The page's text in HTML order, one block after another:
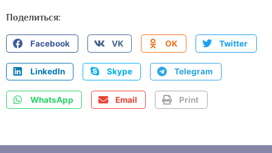
Поделиться:
Facebook VK OK Twitter
LinkedIn Skype Telegram
WhatsApp Email Print